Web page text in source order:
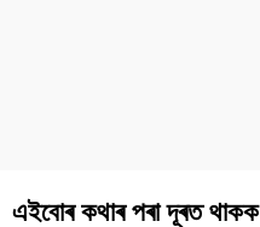
এইবোৰ কথাৰ পৰা দূৰত থাকক